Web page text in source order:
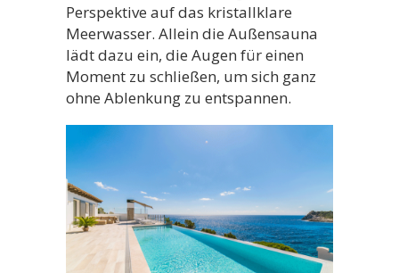
Perspektive auf das kristallklare
Meerwasser. Allein die Außensauna
lädt dazu ein, die Augen für einen
Moment zu schließen, um sich ganz
ohne Ablenkung zu entspannen.